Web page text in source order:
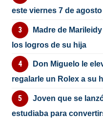
este viernes 7 de agosto
Madre de
los logros de su hija
Don Miguelo le
regalarle un Rolex a su
Joven que se
estudiaba para